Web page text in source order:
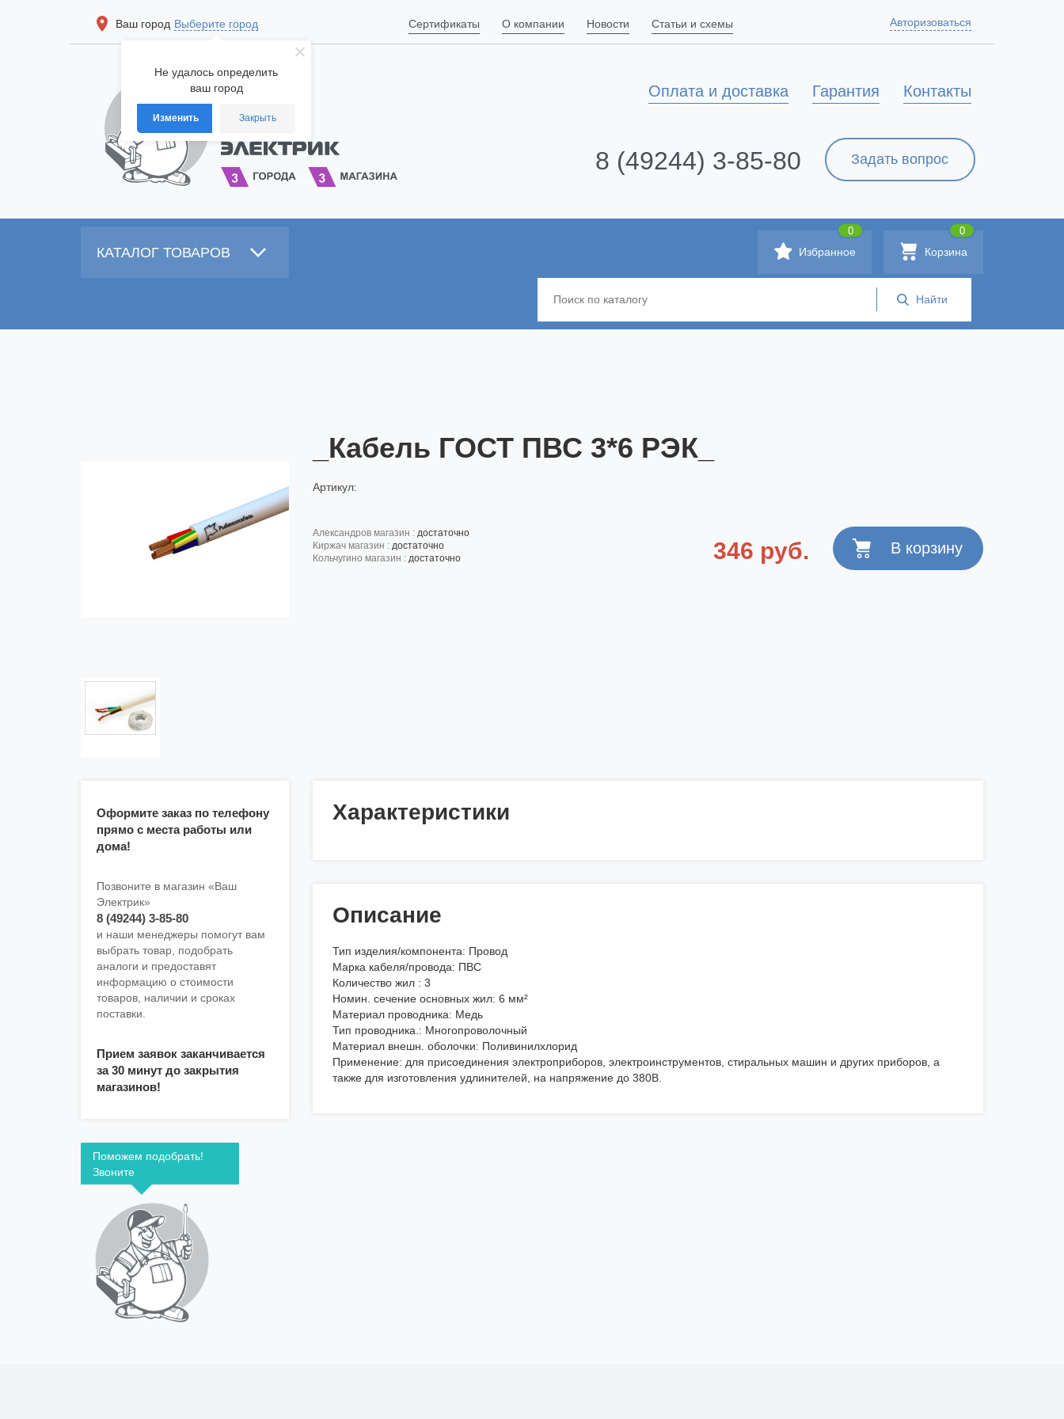
Не удалось определить
ваш город
Изменить Закрыть
Ваш город Выберите город Сертификаты О компании Новости Статьи и схемы Авторизоваться
Контакты
Гарантия
Оплата и доставка
Задать вопрос
8 (49244) 3-85-80
КАТАЛОГ ТОВАРОВ Корзина
0
Избранное
0
_Кабель ГОСТ ПВС 3*6 РЭК_
Артикул:
александров магазин : достаточно
киржач магазин : достаточно
кольчугино магазин : достаточно 346 руб.
Оформите заказ по телефону
прямо с места работы или
дома!
Позвоните в магазин «Ваш
Электрик»
8 (49244) 3-85-80
и наши менеджеры помогут вам
выбрать товар, подобрать
аналоги и предоставят
информацию о стоимости
товаров, наличии и сроках
поставки.
Прием заявок заканчивается
за 30 минут до закрытия
магазинов!
Поможем подобрать!
Звоните
Характеристики
Описание
Тип изделия/компонента: Провод
Марка кабеля/провода: ПВС
Количество жил : 3
Номин. сечение основных жил: 6 мм²
Материал проводника: Медь
Тип проводника.: Многопроволочный
Материал внешн. оболочки: Поливинилхлорид
Применение: для присоединения электроприборов, электроинструментов, стиральных машин и других приборов, а
также для изготовления удлинителей, на напряжение до 380В.